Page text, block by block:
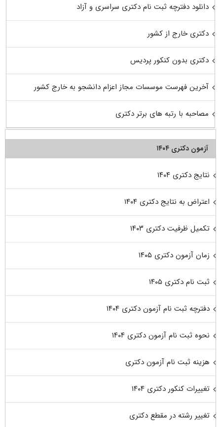
دانلود دفترچه ثبت نام دکتری سراسری و آزاد
دکتری خارج از کشور
دکتری بدون کنکور پردیس
آخرین فهرست موسسات مجاز اعزام دانشجو به خارج کشور
مصاحبه با رتبه های برتر دکتری
آزمون دکتری ۱۴۰۴
نتایج دکتری ۱۴۰۴
اعتراض به نتایج دکتری ۱۴۰۴
تکمیل ظرفیت دکتری ۱۴۰۳
زمان آزمون دکتری ۱۴۰۵
ثبت نام دکتری ۱۴۰۵
دفترچه ثبت نام آزمون دکتری ۱۴۰۴
نحوه ثبت نام آزمون دکتری ۱۴۰۴
هزینه ثبت نام آزمون دکتری
تغییرات کنکور دکتری ۱۴۰۴
تغییر رشته در مقطع دکتری